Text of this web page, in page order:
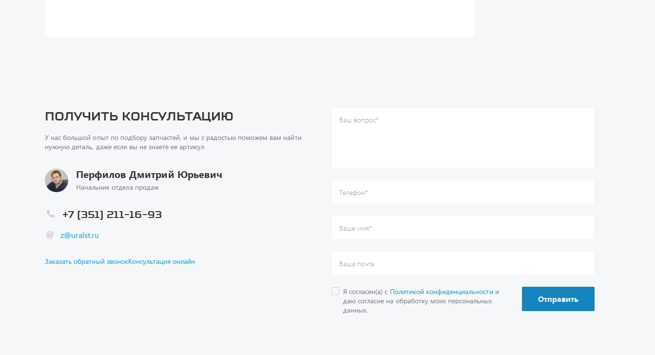
Получить консультацию
У нас большой опыт по подбору запчастей, и мы с радостью поможем вам найти
нужную деталь, даже если вы не знаете ее артикул
Перфилов Дмитрий Юрьевич
Начальник отдела продаж
z@uralst.ru
+7 (351) 211-16-93
Заказать обратный звонокКонсультация онлайн
Ваш вопрос*